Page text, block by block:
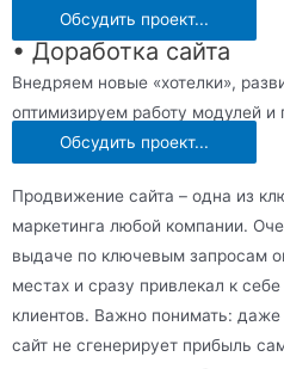
Обсудить проект...
• Доработка сайта
Внедряем новые «хотелки»,
оптимизируем работу модулей и
Обсудить проект...
Продвижение сайта – одна из
маркетинга любой компании.
выдаче по ключевым запросам
местах и сразу привлекал к
клиентов. Важно понимать:
сайт не сгенерирует прибыль